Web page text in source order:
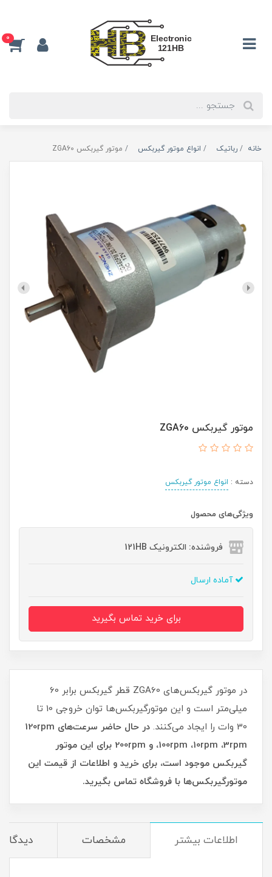
0
خانه رباتیک انواع موتور گیربکس موتور گیربکس ZGA60
موتور گیربکس ZGA60
دسته : انواع موتور گیربکس
ویژگی‌های محصول
فروشنده: الکترونیک 121HB
آماده ارسال
برای خرید تماس بگیرید
در موتور گیربکس‌های ZGA60 قطر گیربکس برابر 60
میلی‌متر است و این موتورگیربکس‌ها توان خروجی 10 تا
30 وات را ایجاد می‌کنند.
در حال حاضر سرعت‌های 120rpm
،100rpm ،10rpm ،3rpm و 200rpm برای این موتور
گیربکس موجود است، برای خرید و اطلاعات از قیمت این
موتورگیربکس‌ها با فروشگاه تماس بگیرید.
اطلاعات بیشتر مشخصات